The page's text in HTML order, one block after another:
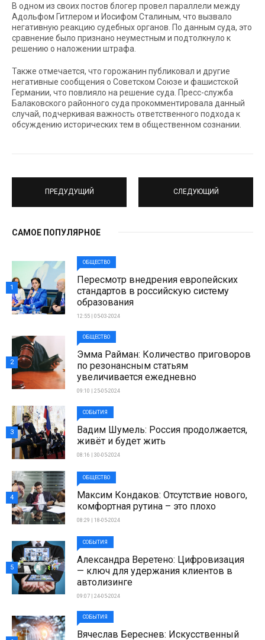
В одном из своих постов блогер провел параллели между
Адольфом Гитлером и Иосифом Сталиным, что вызвало
негативную реакцию судебных органов. По данным суда, это
сравнение было признано неуместным и подтолкнуло к
решению о наложении штрафа.
Также отмечается, что горожанин публиковал и другие
негативные сообщения о Советском Союзе и фашистской
Германии, что повлияло на решение суда. Пресс-служба
Балаковского районного суда прокомментировала данный
случай, подчеркивая важность ответственного подхода к
обсуждению исторических тем в общественном сознании.
ПРЕДУДУЩИЙ СЛЕДУЮЩИЙ
САМОЕ ПОПУЛЯРНОЕ
ОБЩЕСТВО
Пересмотр внедрения европейских
стандартов в российскую систему
образования
12:55 | 05-03-2024
1
ОБЩЕСТВО
Эмма Райман: Количество приговоров
по резонансным статьям
увеличивается ежедневно
09:10 | 25-05-2024
2
СОБЫТИЯ
Вадим Шумель: Россия продолжается,
живёт и будет жить
08:16 | 30-05-2024
3
ОБЩЕСТВО
Максим Кондаков: Отсутствие нового,
комфортная рутина – это плохо
08:29 | 18-05-2024
4
СОБЫТИЯ
Александра Веретено: Цифровизация
— ключ для удержания клиентов в
автолизинге
09:07 | 24-05-2024
5
СОБЫТИЯ
Вячеслав Береснев: Искусственный